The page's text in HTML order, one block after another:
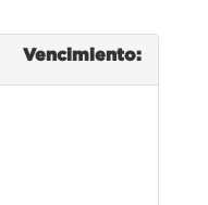
Vencimiento: